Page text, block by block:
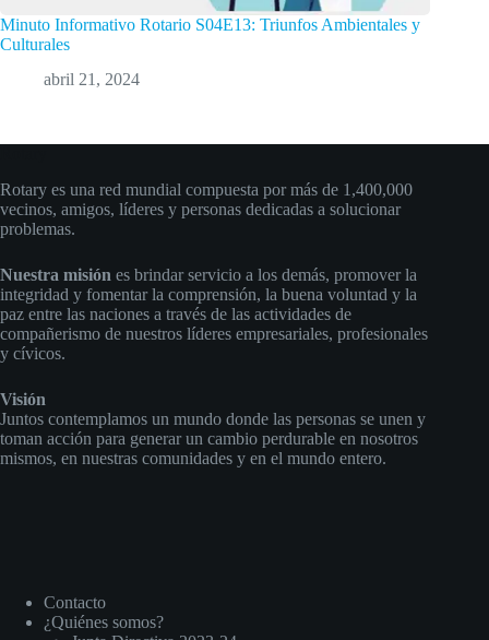
Minuto Informativo Rotario S04E13: Triunfos Ambientales y
Culturales
abril 21, 2024
Rotary es una red mundial compuesta por más de 1,400,000
vecinos, amigos, líderes y personas dedicadas a solucionar
problemas.
Nuestra misión es brindar servicio a los demás, promover la
integridad y fomentar la comprensión, la buena voluntad y la
paz entre las naciones a través de las actividades de
compañerismo de nuestros líderes empresariales, profesionales
y cívicos.
Visión
Juntos contemplamos un mundo donde las personas se unen y
toman acción para generar un cambio perdurable en nosotros
mismos, en nuestras comunidades y en el mundo entero.
Contacto
¿Quiénes somos?